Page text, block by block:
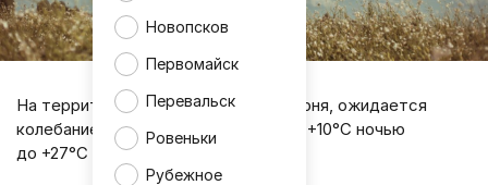
Новопсков
Первомайск
Перевальск
Ровеньки
Рубежное
На территории ЛНР в субботу, 27 июня, ожидается
колебание температуры воздуха от +10°С ночью
до +27°С днём.